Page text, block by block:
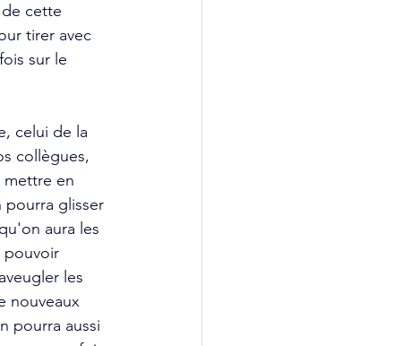
cette
tirer avec
sur le
celui de la
collègues,
mettre en
pourra glisser
aura les
pouvoir
les
nouveaux
pourra aussi